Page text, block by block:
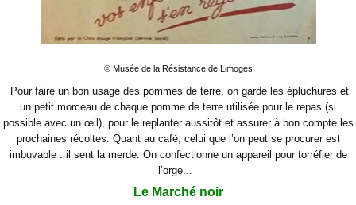
© Musée de la Résistance de Limoges
Pour faire un bon usage des pommes de terre, on garde les épluchures et
un petit morceau de chaque pomme de terre utilisée pour le repas (si
possible avec un œil), pour le replanter aussitôt et assurer à bon compte les
prochaines récoltes. Quant au café, celui que l’on peut se procurer est
imbuvable : il sent la merde. On confectionne un appareil pour torréfier de
l’orge...
Le Marché noir